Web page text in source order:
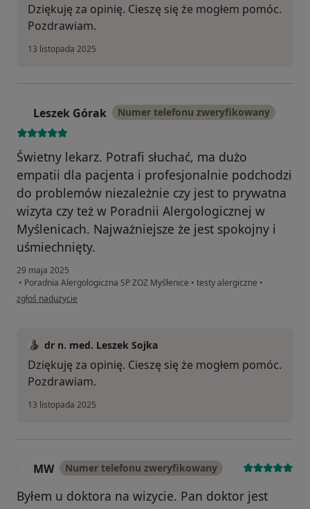
Dziękuję za opinię. Cieszę się że mogłem pomóc.
Pozdrawiam.
13 listopada 2025
Leszek Górak Numer telefonu zweryfikowany
Świetny lekarz. Potrafi słuchać, ma dużo
empatii dla pacjenta i profesjonalnie podchodzi
do problemów niezależnie czy jest to prywatna
wizyta czy też w Poradnii Alergologicznej w
Myślenicach. Najważniejsze że jest spokojny i
uśmiechnięty.
29 maja 2025
• Poradnia Alergologiczna SP ZOZ Myśłenice • testy alergiczne •
w opinii użytkownika Leszek Górak
zgłoś nadużycie
dr n. med. Leszek Sojka
Dziękuję za opinię. Cieszę się że mogłem pomóc.
Pozdrawiam.
13 listopada 2025
MW Numer telefonu zweryfikowany
Byłem u doktora na wizycie. Pan doktor jest